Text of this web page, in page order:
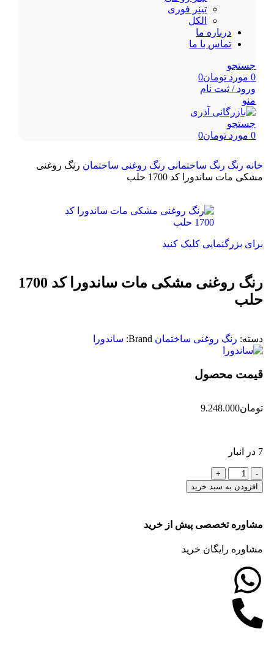
تینر فوری
الکل
درباره ما
تماس با ما
جستجو
0 مورد تومان0
ورود / ثبت نام
منو
جستجو
0 مورد تومان0
خانه رنگ رنگ ساختمانی رنگ روغنی ساختمان رنگ روغنی
مشکی مات ساندورا کد 1700 حلب
برای بزرگنمایی کلیک کنید
رنگ روغنی مشکی مات ساندورا کد 1700
حلب
دسته: رنگ روغنی ساختمان Brand: ساندورا
قیمت محصول
تومان9.248.000
7 در انبار
افزودن به سبد خرید
مشاوره تخصصی پیش از خرید
مشاوره رایگان خرید